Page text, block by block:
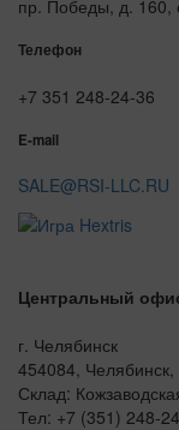
пр. Победы, д. 160,
Телефон
+7 351 248-24-36
E-mail
SALE@RSI-LLC.RU
Центральный
г. Челябинск
454084,
Склад:
Тел: +7 (351) 248-